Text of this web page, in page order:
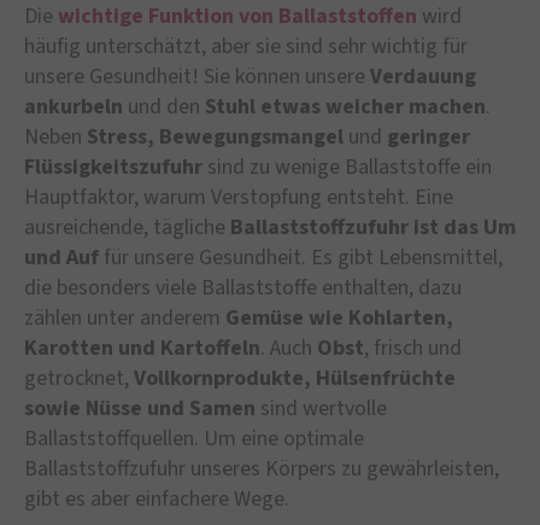
Die wichtige Funktion von Ballaststoffen wird
häufig unterschätzt, aber sie sind sehr wichtig für
unsere Gesundheit! Sie können unsere Verdauung
ankurbeln und den Stuhl etwas weicher machen.
Neben Stress, Bewegungsmangel und geringer
Flüssigkeitszufuhr sind zu wenige Ballaststoffe ein
Hauptfaktor, warum Verstopfung entsteht. Eine
ausreichende, tägliche Ballaststoffzufuhr ist das Um
und Auf für unsere Gesundheit. Es gibt Lebensmittel,
die besonders viele Ballaststoffe enthalten, dazu
zählen unter anderem Gemüse wie Kohlarten,
Karotten und Kartoffeln. Auch Obst, frisch und
getrocknet, Vollkornprodukte, Hülsenfrüchte
sowie Nüsse und Samen sind wertvolle
Ballaststoffquellen. Um eine optimale
Ballaststoffzufuhr unseres Körpers zu gewährleisten,
gibt es aber einfachere Wege.